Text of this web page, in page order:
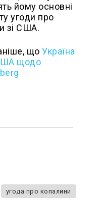
йому основні
угоди про
зі США.
щоУкраїна
щодо
угода про копалини